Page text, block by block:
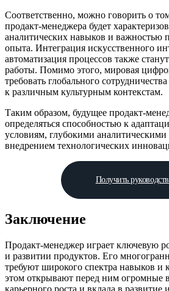
Соответственно, можно говорить о
продакт-менеджера будет
аналитических навыков и важностью
опыта. Интеграция искусственного
автоматизация процессов также
работы. Помимо этого, мировая
требовать глобального
к различным культурным контекстам.
Таким образом, будущее продакт-
определяться способностью к
условиям, глубокими
внедрением технологических
Получить
Заключение
Продакт-менеджер играет ключевую
и развитии продуктов. Его
требуют широкого спектра навыков и
этом открывают перед ним огромные
карьерного роста и вклада в